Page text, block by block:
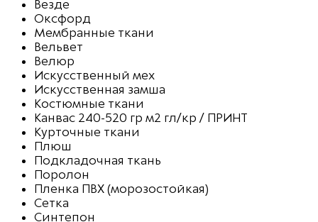
Везде
Оксфорд
Мембранные ткани
Вельвет
Велюр
Искусственный мех
Искусственная замша
Костюмные ткани
Канвас 240-520 гр м2 гл/кр / ПРИНТ
Курточные ткани
Плюш
Подкладочная ткань
Поролон
Пленка ПВХ (морозостойкая)
Сетка
Синтепон